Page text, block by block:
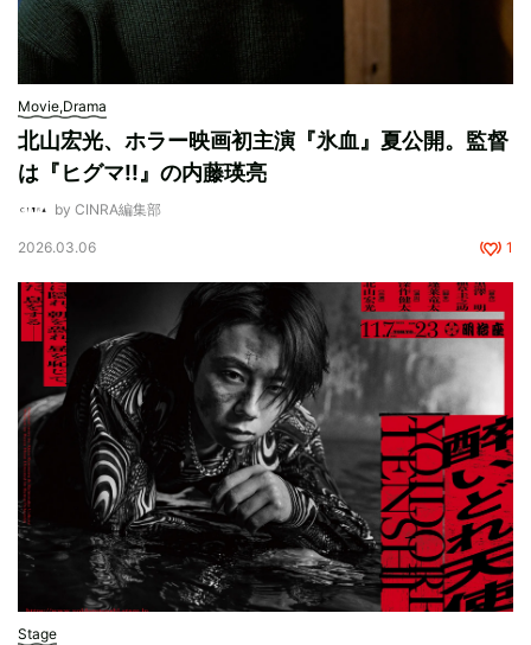
Movie,Drama
北山宏光、ホラー映画初主演『氷血』夏公開。監督
は『ヒグマ!!』の内藤瑛亮
by CINRA編集部
2026.03.06 1
Stage